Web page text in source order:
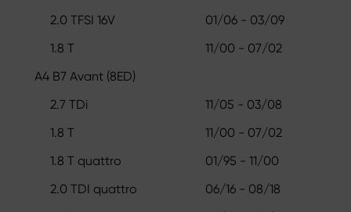
2.0 TFSI 16V
01/06 - 03/09
1.8 T
11/00 - 07/02
A4 B7 Avant (8ED)
2.7 TDi
11/05 - 03/08
1.8 T
11/00 - 07/02
1.8 T quattro
01/95 - 11/00
2.0 TDI quattro
06/16 - 08/18